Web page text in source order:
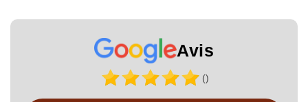
Avis
()